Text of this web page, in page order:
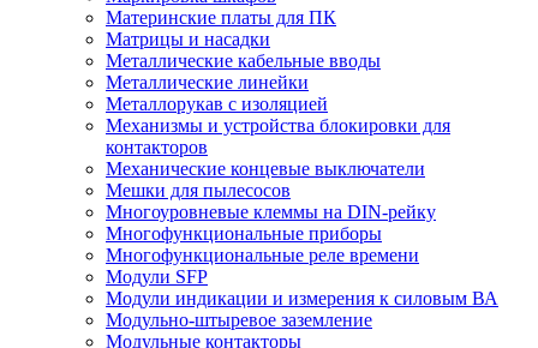
Материнские платы для ПК
Матрицы и насадки
Металлические кабельные вводы
Металлические линейки
Металлорукав с изоляцией
Механизмы и устройства блокировки для
контакторов
Механические концевые выключатели
Мешки для пылесосов
Многоуровневые клеммы на DIN-рейку
Многофункциональные приборы
Многофункциональные реле времени
Модули SFP
Модули индикации и измерения к силовым ВА
Модульно-штыревое заземление
Модульные контакторы